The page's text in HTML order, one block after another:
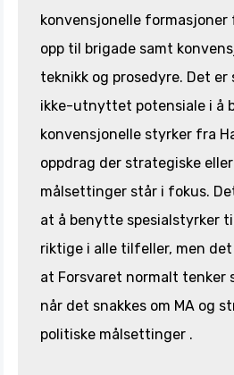
konvensjonelle formasjoner
opp til brigade samt
teknikk og prosedyre. Det
ikke-utnyttet potensiale i å
konvensjonelle styrker fra
oppdrag der strategiske
målsettinger står i fokus.
at å benytte spesialstyrker
riktige i alle tilfeller, men
at Forsvaret normalt tenker
når det snakkes om MA og
politiske målsettinger .